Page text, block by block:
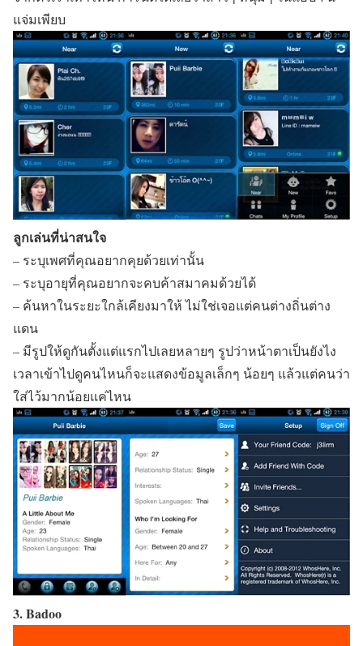
แจ่มเพียบ
ลูกเล่นที่น่าสนใจ
– ระบุเพศที่คุณอยากคุยด้วยเท่านั้น
– ระบุอายุที่คุณอยากจะคบค้าสมาคมด้วยได้
– ค้นหาในระยะใกล้เคียงมาให้ ไม่ใช่เจอแต่คนต่างถิ่นต่าง
แดน
– มีรูปให้ดูกันตั้งแต่แรกไปเลยหลายๆ รูปว่าหน้าตาเป็นยังไง
เวลาเข้าไปดูคนไหนก็จะแสดงข้อมูลเล็กๆ น้อยๆ แล้วแต่คนว่า
ใส่ไว้มากน้อยแค่ไหน
3. Badoo